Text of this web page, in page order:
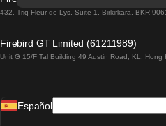
Tren De
Tren De
432, Triq Fleur de Lys, Suite 1, Birkirkara, BKR
Firebird GT Limited (61211989)
Unit G 15/F Tal Building 49 Austin Road, KL, Hong
Español